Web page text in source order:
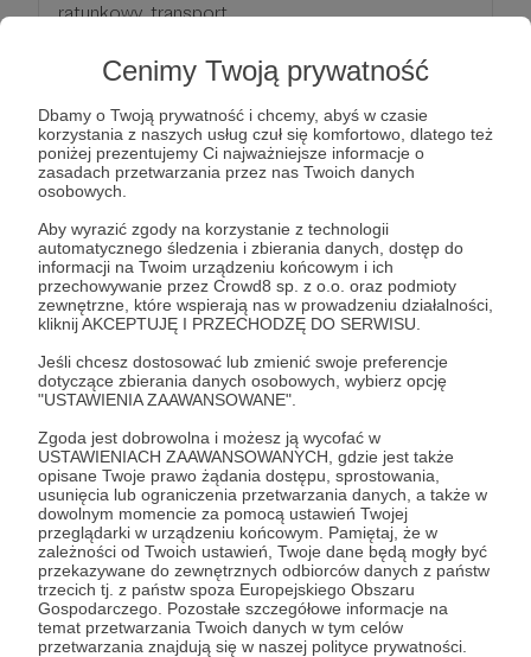
Cenimy Twoją prywatność
Dbamy o Twoją prywatność i chcemy, abyś w czasie
korzystania z naszych usług czuł się komfortowo, dlatego też
poniżej prezentujemy Ci najważniejsze informacje o
zasadach przetwarzania przez nas Twoich danych
osobowych.
Aby wyrazić zgody na korzystanie z technologii
automatycznego śledzenia i zbierania danych, dostęp do
informacji na Twoim urządzeniu końcowym i ich
przechowywanie przez Crowd8 sp. z o.o. oraz podmioty
zewnętrzne, które wspierają nas w prowadzeniu działalności,
kliknij AKCEPTUJĘ I PRZECHODZĘ DO SERWISU.
Jeśli chcesz dostosować lub zmienić swoje preferencje
dotyczące zbierania danych osobowych, wybierz opcję
"USTAWIENIA ZAAWANSOWANE".
Zgoda jest dobrowolna i możesz ją wycofać w
USTAWIENIACH ZAAWANSOWANYCH, gdzie jest także
opisane Twoje prawo żądania dostępu, sprostowania,
usunięcia lub ograniczenia przetwarzania danych, a także w
dowolnym momencie za pomocą ustawień Twojej
przeglądarki w urządzeniu końcowym. Pamiętaj, że w
zależności od Twoich ustawień, Twoje dane będą mogły być
przekazywane do zewnętrznych odbiorców danych z państw
trzecich tj. z państw spoza Europejskiego Obszaru
Gospodarczego. Pozostałe szczegółowe informacje na
temat przetwarzania Twoich danych w tym celów
przetwarzania znajdują się w naszej polityce prywatności.
ratunkowy, transport...
Wspólnie możemy nieść pomoc tym, którzy
Patroni: 29
50 zł miesięcznie
Dziękujemy Ci za wsparcie - każda złotówka
zostanie przeznaczona na pomoc medyczną na
Ukrainie: leki, środki opatrunkowe, sprzęt
ratunkowy, transport...
Wspólnie możemy nieść pomoc tym, którzy
rozpaczliwie jej potrzebują!
Patroni: 28